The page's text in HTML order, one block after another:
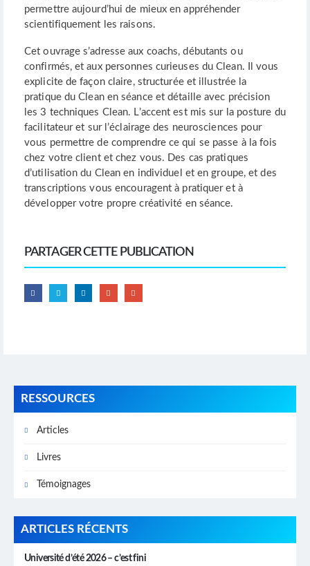
permettre aujourd’hui de mieux en appréhender
scientifiquement les raisons.
Cet ouvrage s’adresse aux coachs, débutants ou
confirmés, et aux personnes curieuses du Clean. Il vous
explicite de façon claire, structurée et illustrée la
pratique du Clean en séance et détaille avec précision
les 3 techniques Clean. L’accent est mis sur la posture du
facilitateur et sur l’éclairage des neurosciences pour
vous permettre de comprendre ce qui se passe à la fois
chez votre client et chez vous. Des cas pratiques
d’utilisation du Clean en individuel et en groupe, et des
transcriptions vous encouragent à pratiquer et à
développer votre propre créativité en séance.
PARTAGER CETTE PUBLICATION
RESSOURCES
Articles
Livres
Témoignages
ARTICLES RÉCENTS
Université d’été 2026 – c’est fini